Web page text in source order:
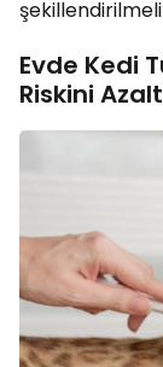
Evde Kedi
Riskini